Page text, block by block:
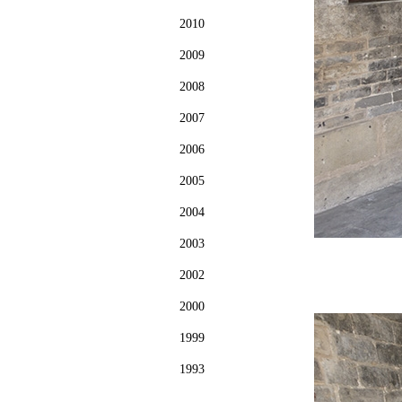
2010
2009
2008
2007
2006
2005
2004
2003
2002
2000
1999
1993